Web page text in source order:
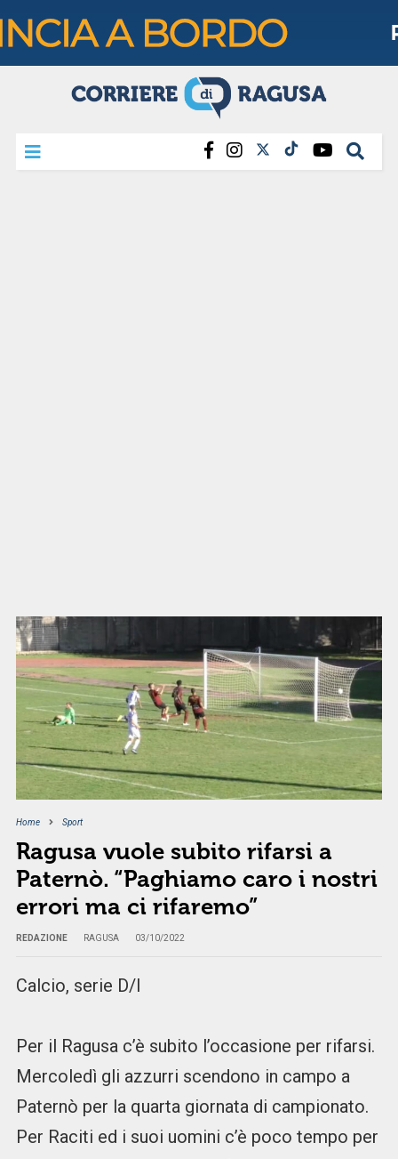
Home Sport
Ragusa vuole subito rifarsi a
Paternò. “Paghiamo caro i nostri
errori ma ci rifaremo”
REDAZIONE RAGUSA 03/10/2022
Calcio, serie D/I
Per il Ragusa c’è subito l’occasione per rifarsi.
Mercoledì gli azzurri scendono in campo a
Paternò per la quarta giornata di campionato.
Per Raciti ed i suoi uomini c’è poco tempo per